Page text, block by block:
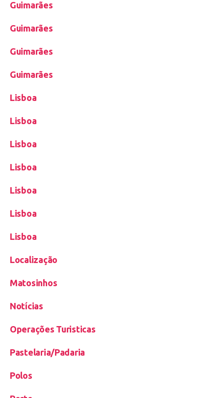
Guimarães
Guimarães
Guimarães
Guimarães
Lisboa
Lisboa
Lisboa
Lisboa
Lisboa
Lisboa
Lisboa
Localização
Matosinhos
Notícias
Operações Turisticas
Pastelaria/Padaria
Polos